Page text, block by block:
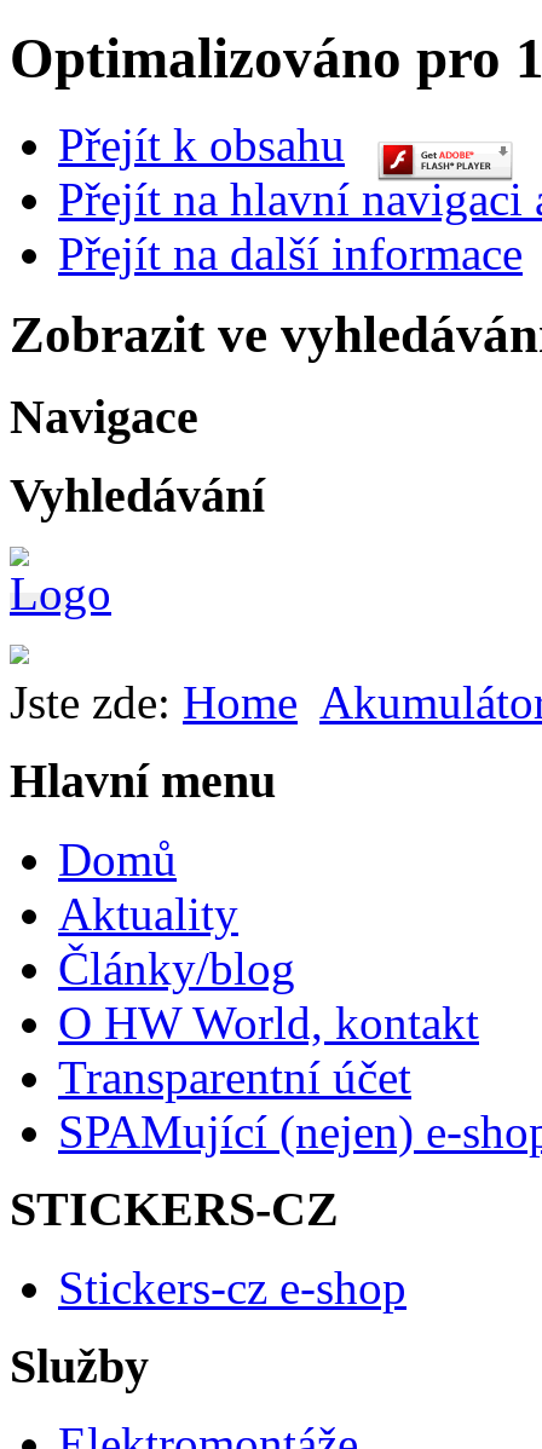
Optimalizováno pro
Přejít k obsahu
Přejít na hlavní navigaci
Přejít na další informace
Zobrazit ve
Navigace
Vyhledávání
Jste zde: Home
Hlavní menu
Domů
Aktuality
Články/blog
O HW World, kontakt
Transparentní účet
SPAMující (nejen) e-
STICKERS-CZ
Stickers-cz e-shop
Služby